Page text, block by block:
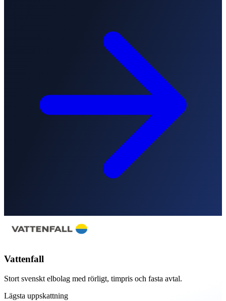
Vattenfall
Stort svenskt elbolag med rörligt, timpris och fasta avtal.
Lägsta uppskattning